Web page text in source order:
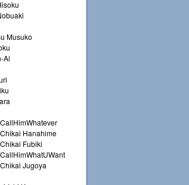
Musuko
Ai
Hanahime
Fubiki
Jugoya